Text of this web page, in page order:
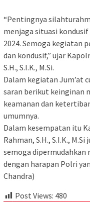
“Pentingnya
menjaga situasi
2024. Semoga kegiatan
dan kondusif,” ujar
S.H., S.I.K., M.Si.
Dalam kegiatan Jum’at
saran berikut keinginan
keamanan dan
umumnya.
Dalam kesempatan itu
Rahman, S.H., S.I.K.,
semoga dipermudahkan
dengan harapan Polri
Chandra)
Post Views: 480